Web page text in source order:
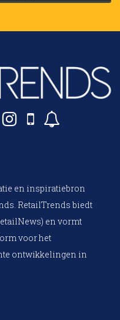
en inspiratiebron
RetailTrends biedt
en vormt
voor het
ontwikkelingen in